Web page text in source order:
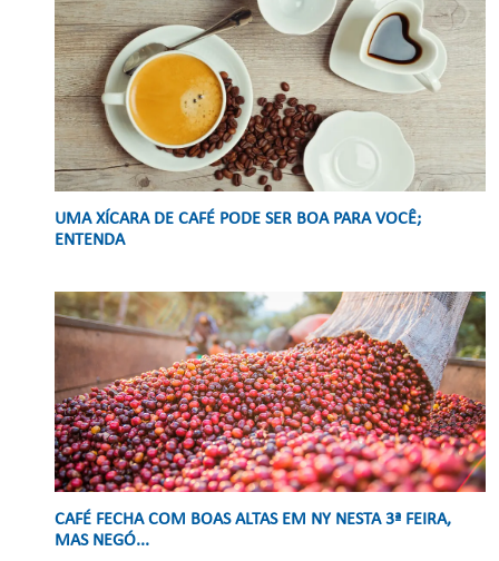
UMA XÍCARA DE CAFÉ PODE SER BOA PARA VOCÊ;
ENTENDA
CAFÉ FECHA COM BOAS ALTAS EM NY NESTA 3ª FEIRA,
MAS NEGÓ...